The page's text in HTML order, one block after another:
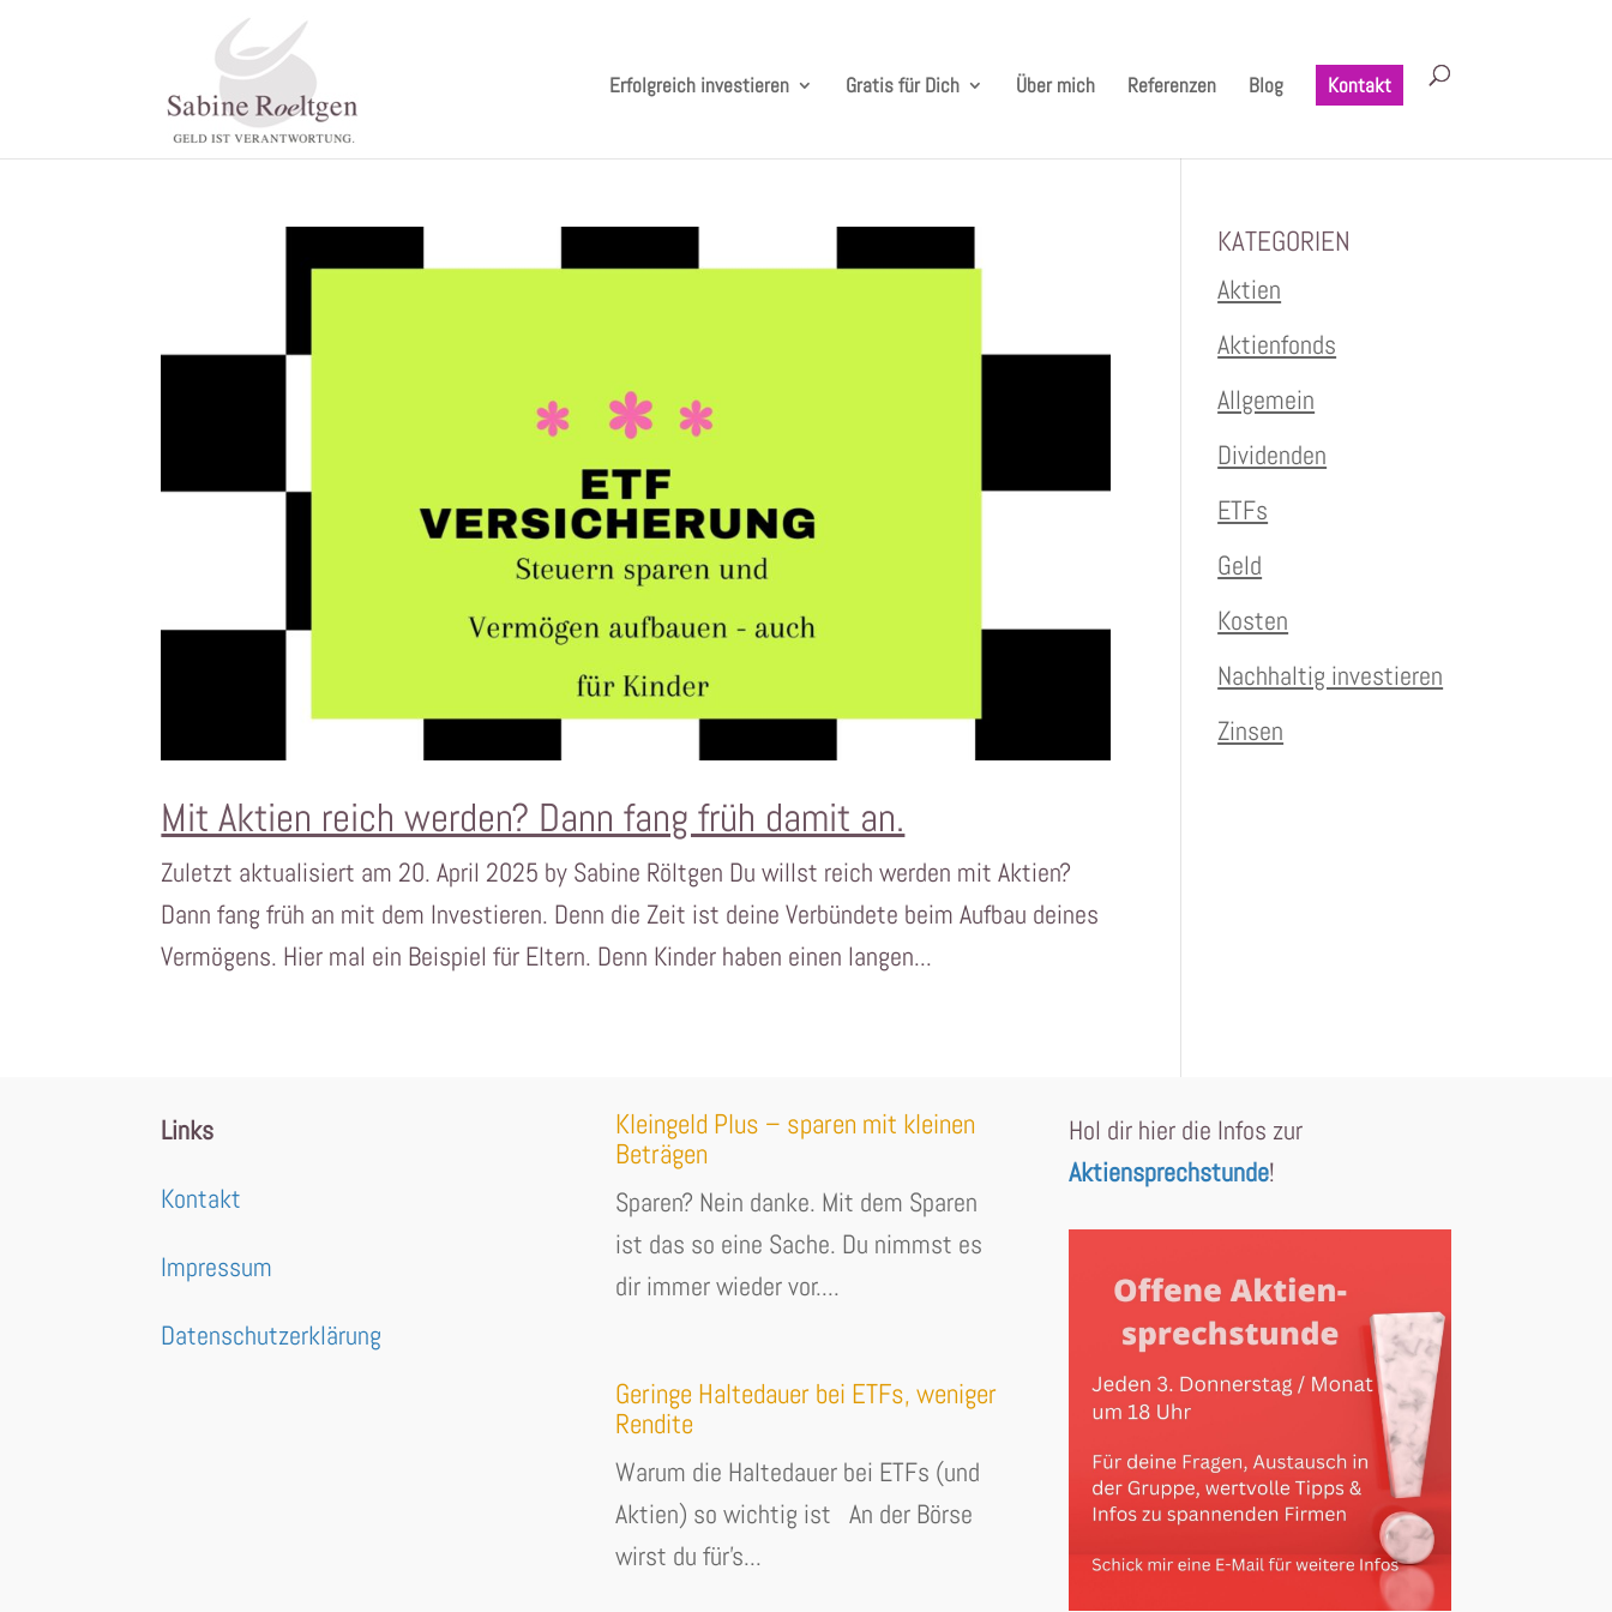
Erfolgreich investieren Gratis für Dich Über mich Referenzen Blog Kontakt
Mit Aktien reich werden? Dann fang früh damit an.
Zuletzt aktualisiert am 20. April 2025 by Sabine Röltgen Du willst reich werden mit Aktien?
Dann fang früh an mit dem Investieren. Denn die Zeit ist deine Verbündete beim Aufbau deines
Vermögens. Hier mal ein Beispiel für Eltern. Denn Kinder haben einen langen...
KATEGORIEN
Aktien
Aktienfonds
Allgemein
Dividenden
ETFs
Geld
Kosten
Nachhaltig investieren
Zinsen
Links
Kontakt
Impressum
Datenschutzerklärung
Kleingeld Plus – sparen mit kleinen
Beträgen
Sparen? Nein danke. Mit dem Sparen
ist das so eine Sache. Du nimmst es
dir immer wieder vor....
Geringe Haltedauer bei ETFs, weniger
Rendite
Warum die Haltedauer bei ETFs (und
Aktien) so wichtig ist An der Börse
wirst du für's...
Hol dir hier die Infos zur
Aktiensprechstunde!